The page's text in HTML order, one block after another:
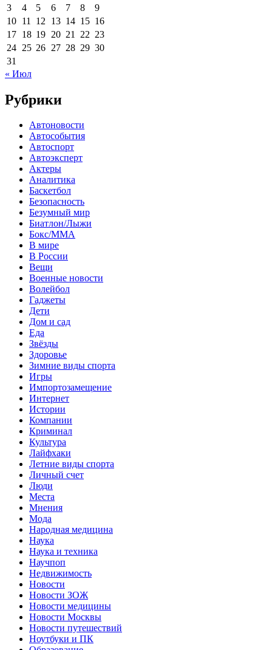
3
4 5 6 7 8
9
10 11 12 13 14 15 16
17 18 19 20 21 22 23
24 25 26 27 28 29 30
31
« Июл
Рубрики
Автоновости
Автособытия
Автоспорт
Автоэксперт
Актеры
Аналитика
Баскетбол
Безопасность
Безумный мир
Биатлон/Лыжи
Бокс/MMA
В мире
В России
Вещи
Военные новости
Волейбол
Гаджеты
Дети
Дом и сад
Еда
Звёзды
Здоровье
Зимние виды спорта
Игры
Импортозамещение
Интернет
Истории
Компании
Криминал
Культура
Лайфхаки
Летние виды спорта
Личный счет
Люди
Места
Мнения
Мода
Народная медицина
Наука
Наука и техника
Научпоп
Недвижимость
Новости
Новости ЗОЖ
Новости медицины
Новости Москвы
Новости путешествий
Ноутбуки и ПК